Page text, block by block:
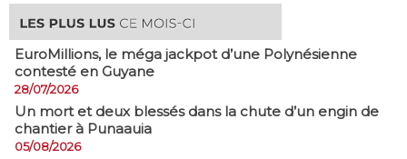
EuroMillions, ​le méga jackpot d’une Polynésienne
contesté en Guyane
28/07/2026
​Un mort et deux blessés dans la chute d’un engin de
chantier à Punaauia
05/08/2026